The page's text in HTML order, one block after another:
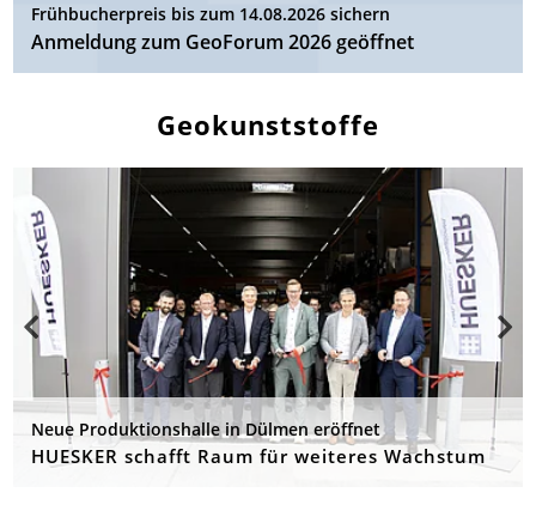
Frühbucherpreis bis zum 14.08.2026 sichern
Anmeldung zum GeoForum 2026 geöffnet
Geokunststoffe
Neue Produktionshalle in Dülmen eröffnet
HUESKER schafft Raum für weiteres Wachstum